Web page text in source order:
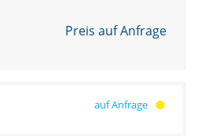
Preis auf Anfrage
auf Anfrage